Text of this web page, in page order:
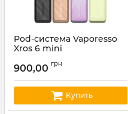
Pod-система Vaporesso
Xros 6 mini
900,00 грн
Купить